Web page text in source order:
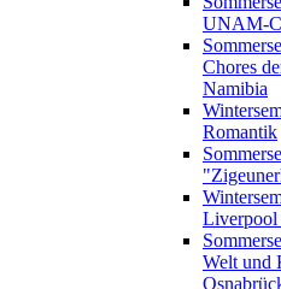
UNAM-
Chores
Namibia
Romantik
Liverpool
Welt und